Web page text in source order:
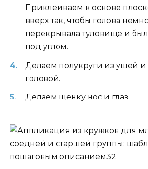
Приклеиваем к основе
вверх так, чтобы голова
перекрывала туловище и
под углом.
Делаем полукруги из ушей
головой.
Делаем щенку нос и глаз.